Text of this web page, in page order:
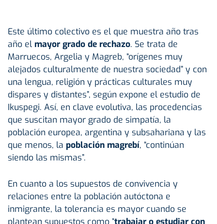
Este último colectivo es el que muestra año tras
año el mayor grado de rechazo. Se trata de
Marruecos, Argelia y Magreb, “orígenes muy
alejados culturalmente de nuestra sociedad” y con
una lengua, religión y prácticas culturales muy
dispares y distantes”, según expone el estudio de
Ikuspegi. Así, en clave evolutiva, las procedencias
que suscitan mayor grado de simpatía, la
población europea, argentina y subsahariana y las
que menos, la población magrebí, “continúan
siendo las mismas”.
En cuanto a los supuestos de convivencia y
relaciones entre la población autóctona e
inmigrante, la tolerancia es mayor cuando se
plantean supuestos como “trabajar o estudiar con